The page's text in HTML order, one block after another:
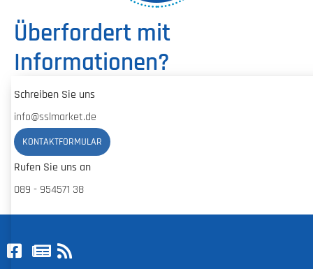
Überfordert mit
Informationen?
Schreiben Sie uns
info@sslmarket.de
KONTAKTFORMULAR
Rufen Sie uns an
089 - 954571 38